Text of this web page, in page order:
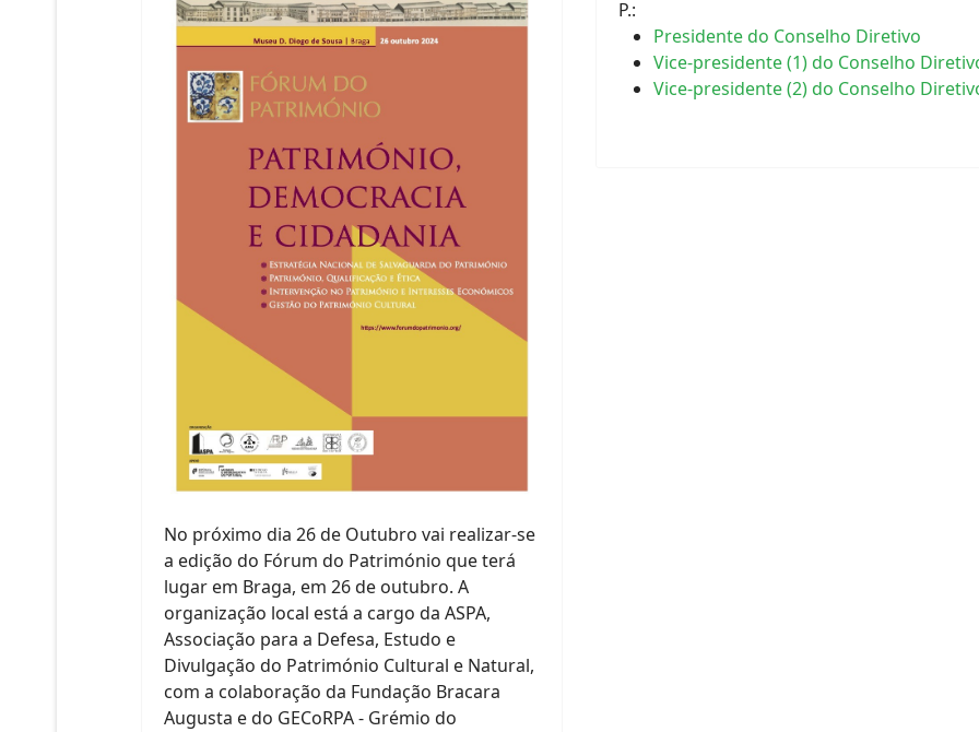
No próximo dia 26 de Outubro vai realizar-se
a edição do Fórum do Património que terá
lugar em Braga, em 26 de outubro. A
organização local está a cargo da ASPA,
Associação para a Defesa, Estudo e
Divulgação do Património Cultural e Natural,
com a colaboração da Fundação Bracara
Augusta e do GECoRPA - Grémio do
P.:
Presidente do Conselho Diretivo
Vice-presidente (1) do Conselho
Vice-presidente (2) do Conselho